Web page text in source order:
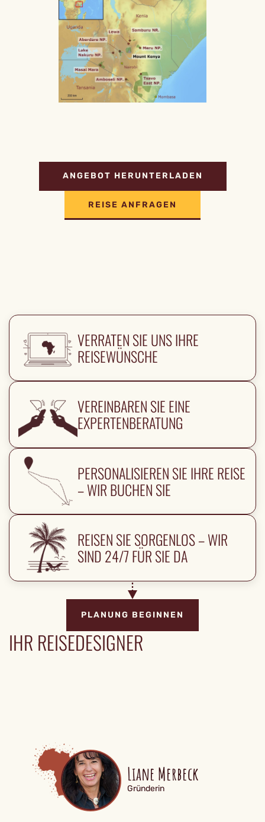
ANGEBOT HERUNTERLADEN
REISE ANFRAGEN
VERRATEN SIE UNS IHRE
REISEWÜNSCHE
VEREINBAREN SIE EINE
EXPERTENBERATUNG
PERSONALISIEREN SIE IHRE REISE
– WIR BUCHEN SIE
REISEN SIE SORGENLOS – WIR
SIND 24/7 FÜR SIE DA
PLANUNG BEGINNEN
IHR REISEDESIGNER
Liane Merbeck
Gründerin